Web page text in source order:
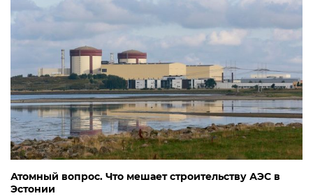
Атомный вопрос. Что мешает строительству АЭС в
Эстонии